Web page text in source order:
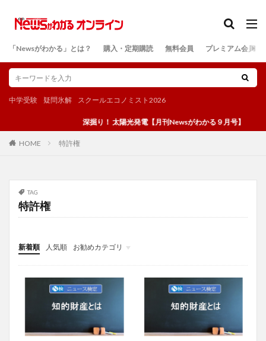
「Newsがわかる」とは？ 購入・定期購読 無料会員 プレミアム会員
中学受験 疑問氷解 スクールエコノミスト2026
深掘り！ 太陽光発電【月刊Newsがわかる９月号】
HOME 特許権
TAG
特許権
新着順 人気順
お勧めカテゴリ
投稿
学び
マンガ
電子書籍
検索